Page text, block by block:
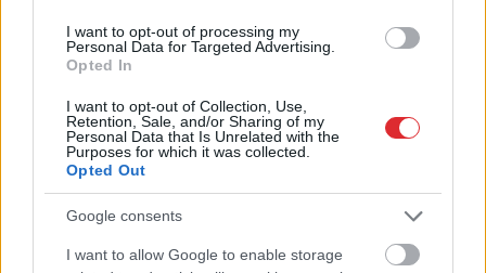
I want to opt-out of processing my
Personal Data for Targeted Advertising.
Opted In
I want to opt-out of Collection, Use,
Retention, Sale, and/or Sharing of my
Personal Data that Is Unrelated with the
Purposes for which it was collected.
Opted Out
Google consents
I want to allow Google to enable storage
dārzā trūkst saules,
hortenzijai – tā lieliski
jūtas arī ēnā
visu, lai Latvija būtu
gatava jebkuram
scenārijam
Atcelt Ziņot